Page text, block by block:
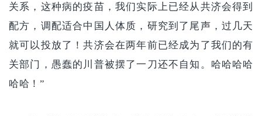
关系，这种病的疫苗，我们实际上已经从共济会得到
配方，调配适合中国人体质，研究到了尾声，过几天
就可以投放了！共济会在两年前已经成为了我们的有
关部门，愚蠢的川普被摆了一刀还不自知。哈哈哈哈
哈哈！”